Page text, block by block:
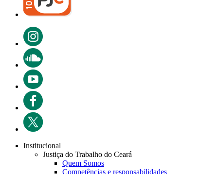
Institucional
Justiça do Trabalho do Ceará
Quem Somos
Competências e responsabilidades